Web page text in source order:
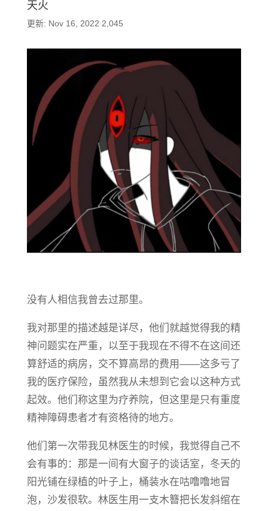
天火
更新: Nov 16, 2022 2,045
没有人相信我曾去过那里。
我对那里的描述越是详尽，他们就越觉得我的精
神问题实在严重，以至于我现在不得不在这间还
算舒适的病房，交不算高昂的费用——这多亏了
我的医疗保险，虽然我从未想到它会以这种方式
起效。他们称这里为疗养院，但这里是只有重度
精神障碍患者才有资格待的地方。
他们第一次带我见林医生的时候，我觉得自己不
会有事的：那是一间有大窗子的谈话室，冬天的
阳光铺在绿植的叶子上，桶装水在咕噜噜地冒
泡，沙发很软。林医生用一支木簪把长发斜绾在